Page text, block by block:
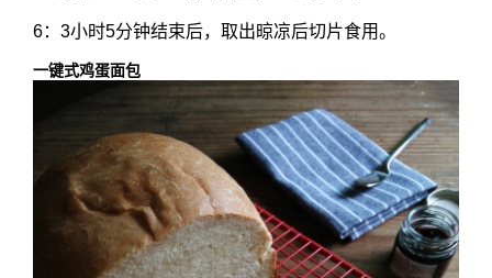
6：3小时5分钟结束后，取出晾凉后切片食用。
一键式鸡蛋面包